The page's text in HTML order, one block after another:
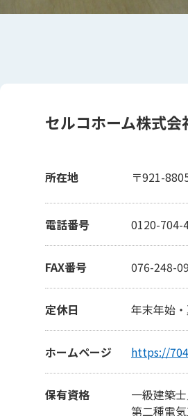
セルコホーム株式
所在地 〒921-
電話番号 0120-704-
FAX番号 076-248-
定休日 年末年始
ホームページ https://
保有資格
一級建築
第二種電